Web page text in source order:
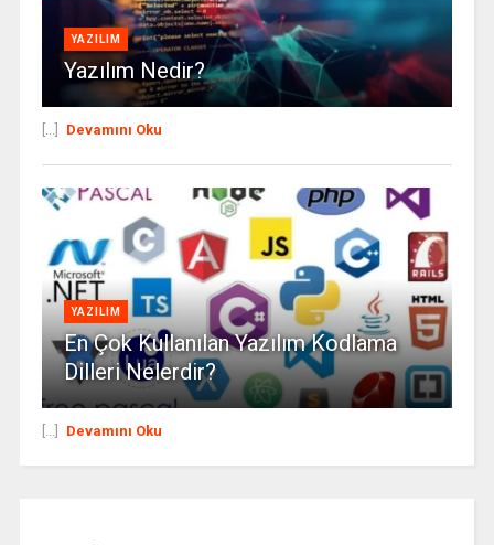
YAZILIM
Yazılım Nedir?
[...] Devamını Oku
YAZILIM
En Çok Kullanılan Yazılım Kodlama
Dilleri Nelerdir?
[...] Devamını Oku